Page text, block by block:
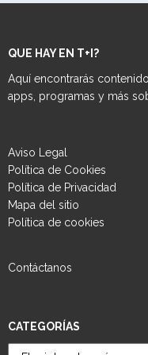
QUE HAY EN T+I?
Aquí encontrarás
apps, programas y más
Aviso Legal
Política de Cookies
Política de Privacidad
Mapa del sitio
Política de cookies
Contáctanos
CATEGORÍAS